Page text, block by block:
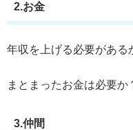
2.お金
年収を上げる必要がある
まとまったお金は必要か
3.仲間